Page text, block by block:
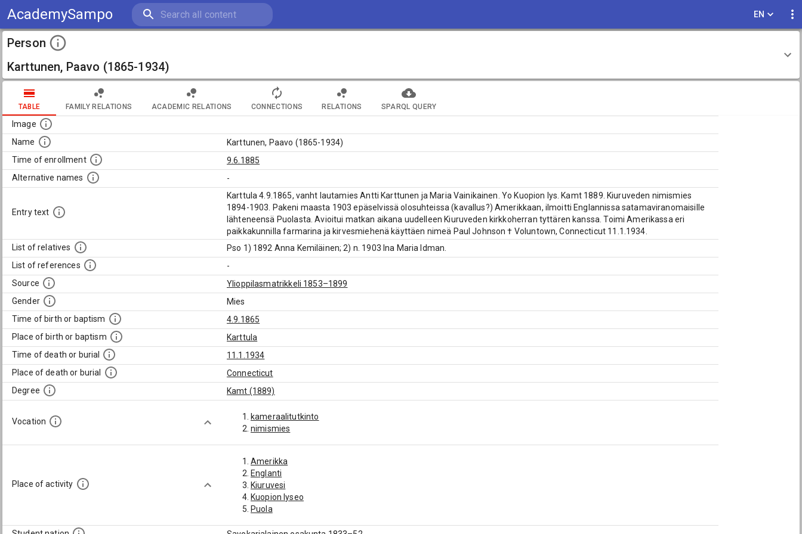
AcademySampo EN
Person
Karttunen, Paavo (1865-1934)
TABLE FAMILY RELATIONS ACADEMIC RELATIONS CONNECTIONS RELATIONS SPARQL QUERY
Image
Name
Karttunen, Paavo (1865-1934)
Time of enrollment
9.6.1885
Alternative names
-
Entry text
Karttula 4.9.1865, vanht lautamies Antti Karttunen ja Maria Vainikainen. Yo Kuopion lys. Kamt 1889. Kiuruveden nimismies
1894-1903. Pakeni maasta 1903 epäselvissä olosuhteissa (kavallus?) Amerikkaan, ilmoitti Englannissa satamaviranomaisille
lähteneensä Puolasta. Avioitui matkan aikana uudelleen Kiuruveden kirkkoherran tyttären kanssa. Toimi Amerikassa eri
paikkakunnilla farmarina ja kirvesmiehenä käyttäen nimeä Paul Johnson † Voluntown, Connecticut 11.1.1934.
List of relatives
Pso 1) 1892 Anna Kemiläinen; 2) n. 1903 Ina Maria Idman.
List of references
-
Source
Ylioppilasmatrikkeli 1853–1899
Gender
Mies
Time of birth or baptism
4.9.1865
Place of birth or baptism
Karttula
Time of death or burial
11.1.1934
Place of death or burial
Connecticut
Degree
Kamt (1889)
Vocation
kameraalitutkinto
nimismies
Place of activity
Amerikka
Englanti
Kiuruvesi
Kuopion lyseo
Puola